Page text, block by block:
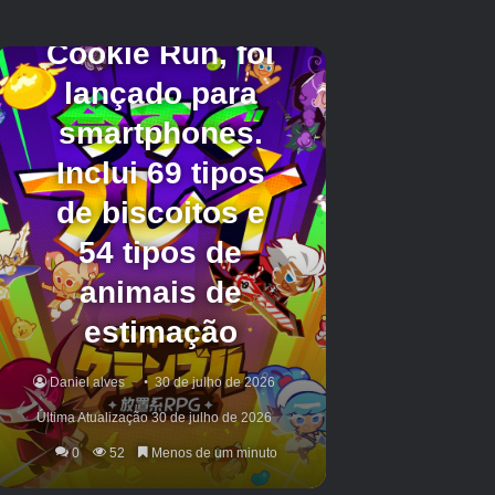
Crédito da imagem:Eurogamer/Capcom
O saguão (dois)
Antes de subir o elevador gigante que o leva
até o primeiro chefe, pegue o elevador de
parede oposto a um poço vertical, onde há uma
parede holográfica no topo. Não atravesse a
parede, mas fique do lado oposto e olhe para
baixo do poço, onde a Mini Cabine ficará em
cima de uma saída de ar no meio do caminho.